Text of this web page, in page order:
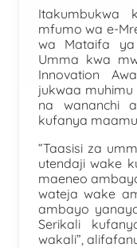
Itakumbukwa
mfumo wa e-
wa Mataifa
Umma kwa
Innovation
jukwaa
na wananchi
kufanya
“Taasisi za
utendaji wake
maeneo
wateja wake
ambayo
Serikali
wakali”,